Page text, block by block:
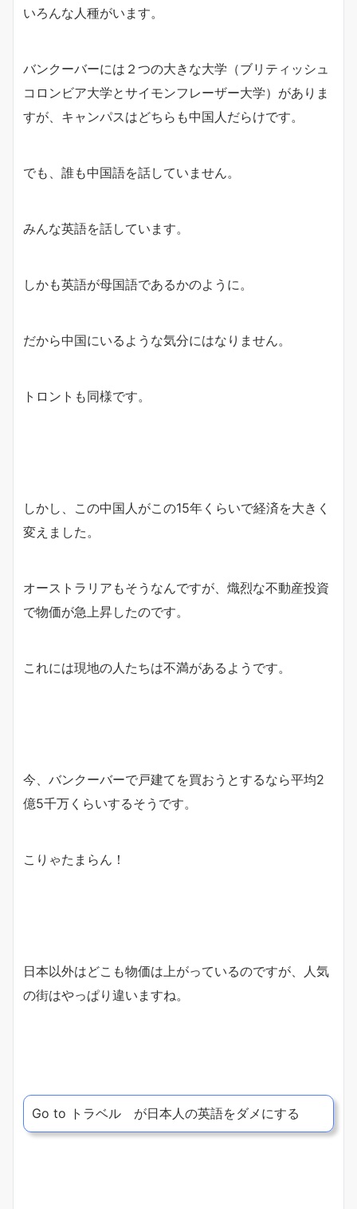
いろんな人種がいます。
バンクーバーには２つの大きな大学（ブリティッシュ
コロンビア大学とサイモンフレーザー大学）がありま
すが、キャンパスはどちらも中国人だらけです。
でも、誰も中国語を話していません。
みんな英語を話しています。
しかも英語が母国語であるかのように。
だから中国にいるような気分にはなりません。
トロントも同様です。
しかし、この中国人がこの15年くらいで経済を大きく
変えました。
オーストラリアもそうなんですが、熾烈な不動産投資
で物価が急上昇したのです。
これには現地の人たちは不満があるようです。
今、バンクーバーで戸建てを買おうとするなら平均2
億5千万くらいするそうです。
こりゃたまらん！
日本以外はどこも物価は上がっているのですが、人気
の街はやっぱり違いますね。
Go to トラベル が日本人の英語をダメにする